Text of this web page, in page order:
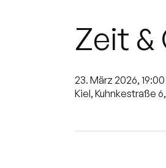
Zeit &
23. März 2026,
Kiel, Kuhnkestraße